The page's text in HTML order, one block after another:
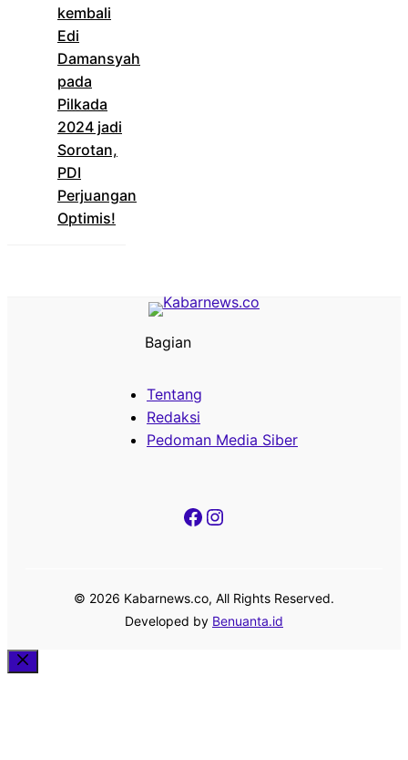
kembali
Edi
Damansyah
pada
Pilkada
2024 jadi
Sorotan,
PDI
Perjuangan
Optimis!
Bagian
Tentang
Redaksi
Pedoman Media Siber
Facebook
Instagram
© 2026 Kabarnews.co, All Rights Reserved.
Developed by Benuanta.id
Close